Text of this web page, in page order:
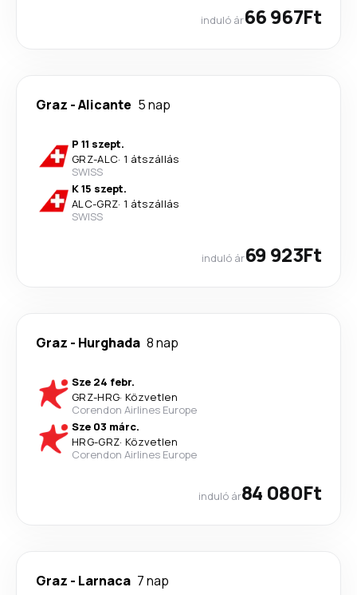
induló ár66 967Ft
Graz -Alicante 5 nap
P 11 szept.
GRZ-ALC· 1 átszállás
SWISS
K 15 szept.
ALC-GRZ· 1 átszállás
SWISS
induló ár69 923Ft
Graz - Hurghada 8 nap
Sze 24 febr.
GRZ-HRG· Közvetlen
Corendon Airlines Europe
Sze 03 márc.
HRG-GRZ· Közvetlen
Corendon Airlines Europe
induló ár84 080Ft
Graz - Larnaca 7 nap